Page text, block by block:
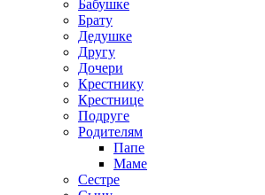
Бабушке
Брату
Дедушке
Другу
Дочери
Крестнику
Крестнице
Подруге
Родителям
Папе
Маме
Сестре